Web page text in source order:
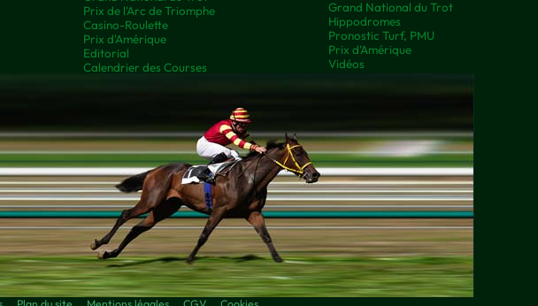
Prix de l'Arc de Triomphe
Casino-Roulette
Prix d'Amérique
Editorial
Calendrier des Courses
Grand National du Trot
Hippodromes
Pronostic Turf, PMU
Prix d’Amérique
Vidéos